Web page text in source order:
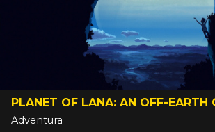
PLANET OF LANA: AN OFF-EARTH
Adventura